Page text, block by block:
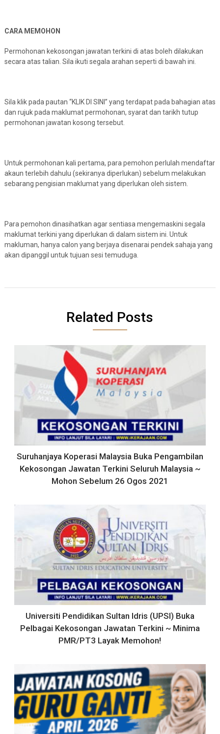
CARA MEMOHON
Permohonan kekosongan jawatan terkini di atas boleh dilakukan
secara atas talian. Sila ikuti segala arahan seperti di bawah ini.
Sila klik pada pautan “KLIK DI SINI” yang terdapat pada bahagian atas
dan rujuk pada maklumat permohonan, syarat dan tarikh tutup
permohonan jawatan kosong tersebut.
Untuk permohonan kali pertama, para pemohon perlulah mendaftar
akaun terlebih dahulu (sekiranya diperlukan) sebelum melakukan
sebarang pengisian maklumat yang diperlukan oleh sistem.
Para pemohon dinasihatkan agar sentiasa mengemaskini segala
maklumat terkini yang diperlukan di dalam sistem ini. Untuk
makluman, hanya calon yang berjaya disenarai pendek sahaja yang
akan dipanggil untuk tujuan sesi temuduga.
Related Posts
Suruhanjaya Koperasi Malaysia Buka Pengambilan
Kekosongan Jawatan Terkini Seluruh Malaysia ~
Mohon Sebelum 26 Ogos 2021
Universiti Pendidikan Sultan Idris (UPSI) Buka
Pelbagai Kekosongan Jawatan Terkini ~ Minima
PMR/PT3 Layak Memohon!